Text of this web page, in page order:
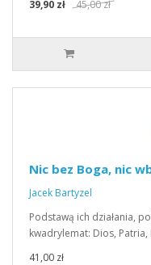
39,90 zł 45,00 zł
Nic bez Boga, nic
Jacek Bartyzel
Podstawą ich działania,
kwadrylemat: Dios, Patria,
41,00 zł